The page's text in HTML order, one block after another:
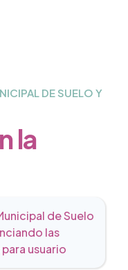
DE SUELO Y
la
de Suelo
las
usuario